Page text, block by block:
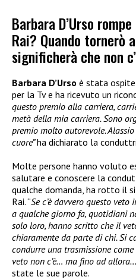
Barbara D’Urso
Rai? Quando tornerò
significherà che non
Barbara D’Urso è stata ospite
per la Tv e ha ricevuto un
questo premio alla carriera,
metà della mia carriera. Sono
premio molto autorevole.
cuore”ha dichiarato la
Molte persone hanno voluto
salutare e conoscere la
qualche domanda, ha rotto il
Rai. “Se c’è davvero questo
a qualche giorno fa, quotidiani
solo loro, hanno scritto che il
chiaramente da parte di chi. Si
condurre una trasmissione
veto non c’è… ma fino ad
state le sue parole.